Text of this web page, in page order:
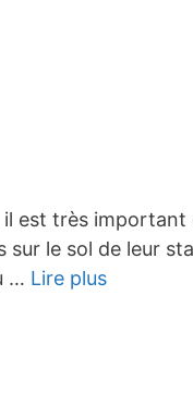
est très
le sol de leur
… Lire plus